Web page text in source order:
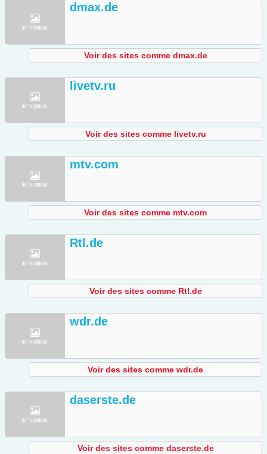
dmax.de
Voir des sites comme dmax.de
livetv.ru
Voir des sites comme livetv.ru
mtv.com
Voir des sites comme mtv.com
Rtl.de
Voir des sites comme Rtl.de
wdr.de
Voir des sites comme wdr.de
daserste.de
Voir des sites comme daserste.de